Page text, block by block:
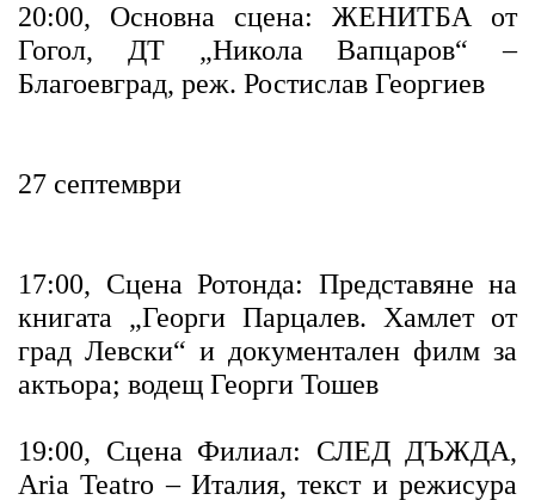
20:00, Основна сцена: ЖЕНИТБА от
Гогол, ДТ „Никола Вапцаров“ –
Благоевград, реж. Ростислав Георгиев
27 септември
17:00, Сцена Ротонда: Представяне на
книгата „Георги Парцалев. Хамлет от
град Левски“ и документален филм за
актьора; водещ Георги Тошев
19:00, Сцена Филиал: СЛЕД ДЪЖДА,
Aria Teatro – Италия, текст и режисура